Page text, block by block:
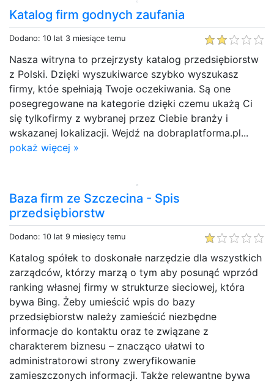
Katalog firm godnych zaufania
Dodano: 10 lat 3 miesiące temu
Nasza witryna to przejrzysty katalog przedsiębiorstw
z Polski. Dzięki wyszukiwarce szybko wyszukasz
firmy, któe spełniają Twoje oczekiwania. Są one
posegregowane na kategorie dzięki czemu ukażą Ci
się tylkofirmy z wybranej przez Ciebie branży i
wskazanej lokalizacji. Wejdź na dobraplatforma.pl...
pokaż więcej »
Baza firm ze Szczecina - Spis
przedsiębiorstw
Dodano: 10 lat 9 miesięcy temu
Katalog spółek to doskonałe narzędzie dla wszystkich
zarządców, którzy marzą o tym aby posunąć wprzód
ranking własnej firmy w strukturze sieciowej, która
bywa Bing. Żeby umieścić wpis do bazy
przedsiębiorstw należy zamieścić niezbędne
informacje do kontaktu oraz te związane z
charakterem biznesu – znacząco ułatwi to
administratorowi strony zweryfikowanie
zamieszczonych informacji. Także relewantne bywa